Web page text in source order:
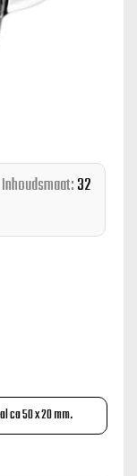
Inhoudsmaat:32
ca 50 x 20 mm.